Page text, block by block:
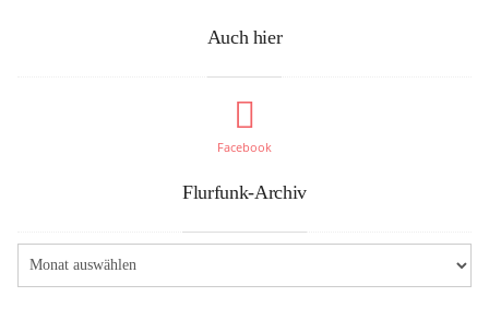
Auch hier
Facebook
Flurfunk-Archiv